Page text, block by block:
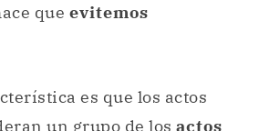
que evitemos
es que los actos
un grupo de los actos